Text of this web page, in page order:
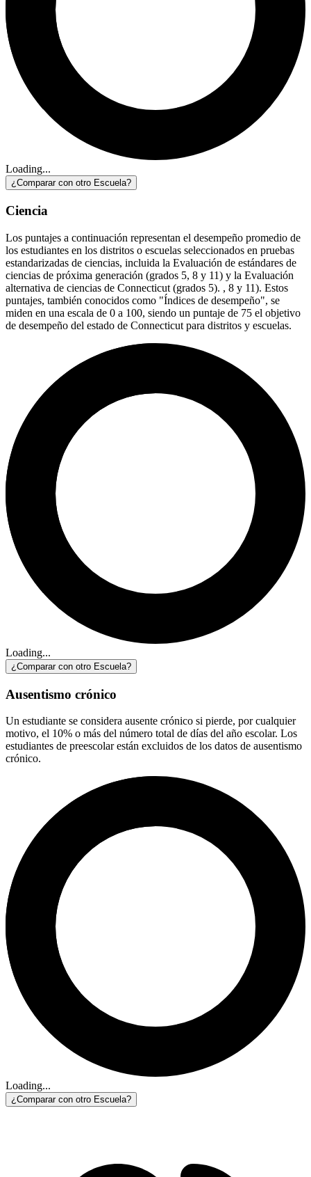
Loading...
¿Comparar con otro Escuela?
Ciencia
Los puntajes a continuación representan el desempeño promedio de
los estudiantes en los distritos o escuelas seleccionados en pruebas
estandarizadas de ciencias, incluida la Evaluación de estándares de
ciencias de próxima generación (grados 5, 8 y 11) y la Evaluación
alternativa de ciencias de Connecticut (grados 5). , 8 y 11). Estos
puntajes, también conocidos como "Índices de desempeño", se
miden en una escala de 0 a 100, siendo un puntaje de 75 el objetivo
de desempeño del estado de Connecticut para distritos y escuelas.
Loading...
¿Comparar con otro Escuela?
Ausentismo crónico
Un estudiante se considera ausente crónico si pierde, por cualquier
motivo, el 10% o más del número total de días del año escolar. Los
estudiantes de preescolar están excluidos de los datos de ausentismo
crónico.
Loading...
¿Comparar con otro Escuela?